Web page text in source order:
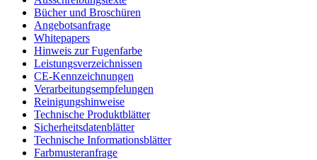
Bücher und Broschüren
Angebotsanfrage
Whitepapers
Hinweis zur Fugenfarbe
Leistungsverzeichnissen
CE-Kennzeichnungen
Verarbeitungsempfelungen
Reinigungshinweise
Technische Produktblätter
Sicherheitsdatenblätter
Technische Informationsblätter
Farbmusteranfrage